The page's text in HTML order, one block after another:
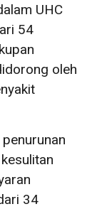
UHC
54
oleh
34